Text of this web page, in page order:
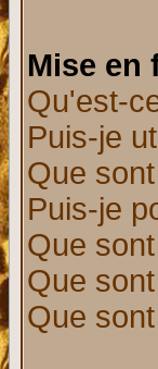
Mise en
Qu'est-
Puis-je
Que
Puis-je
Que
Que
Que